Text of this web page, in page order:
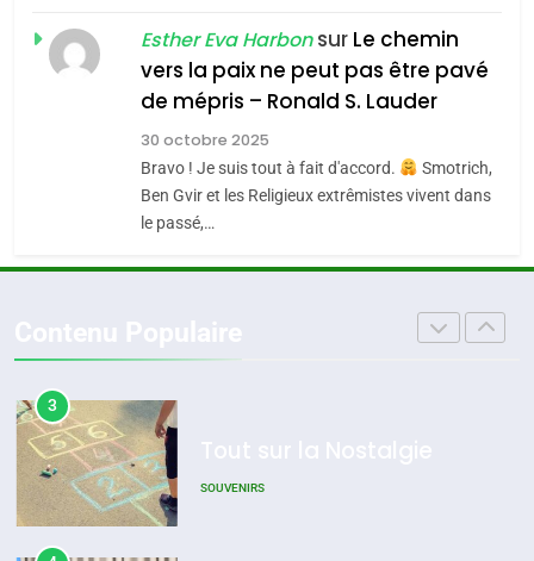
2025, l’année la plus
meurtrière selon le
rapport d’ADL contre
l’antisémitisme
FRANCE ISRAÉL
FIÈRE, DIGNE ET RÉSILIENTE :
POURQUOI JE REVENDIQUE
CE QUI NOUS MANQUE –
8
Maroc : Les amandes de
Esther Eva Harbonsur Le chemin
vers la paix ne peut pas être pavé
de mépris – Ronald S. Lauder
30 octobre 2025
Bravo ! Je suis tout à fait d'accord.
Smotrich,
Ben Gvir et les Religieux extrêmistes vivent dans
le passé,…
Azilal consacrés produits
du terroir
DAFINA MAROC
Oeil ravageur – Vanessa De
Loya Stauber
CINEMA ISRAÉL
«Tu dis génocide, je dis
guerre»: La nouvelle
chanson de Boy George
3
SOUVENIRS